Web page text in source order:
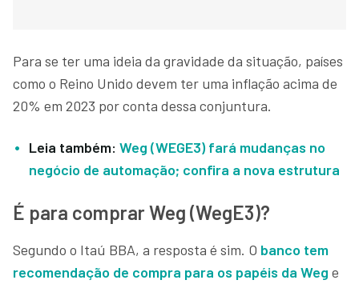
Para se ter uma ideia da gravidade da situação, países
como o Reino Unido devem ter uma inflação acima de
20% em 2023 por conta dessa conjuntura.
Leia também: Weg (WEGE3) fará mudanças no
negócio de automação; confira a nova estrutura
É para comprar Weg (WegE3)?
Segundo o Itaú BBA, a resposta é sim. O banco tem
recomendação de compra para os papéis da Weg e